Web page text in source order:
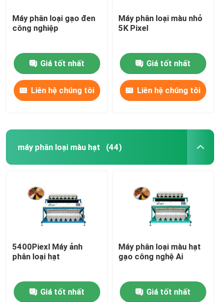
Máy phân loại gạo đen
công nghiệp
Giá tốt nhất
Liên hệ chúng tôi
Máy phân loại màu nhỏ
5K Pixel
Giá tốt nhất
Liên hệ chúng tôi
máy phân loại màu hạt (44)
5400Piexl Máy ảnh
phân loại hạt
Giá tốt nhất
Máy phân loại màu hạt
gạo công nghệ Ai
Giá tốt nhất